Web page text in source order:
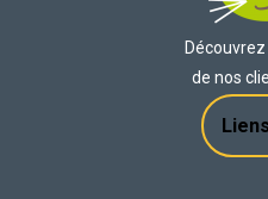
de nos